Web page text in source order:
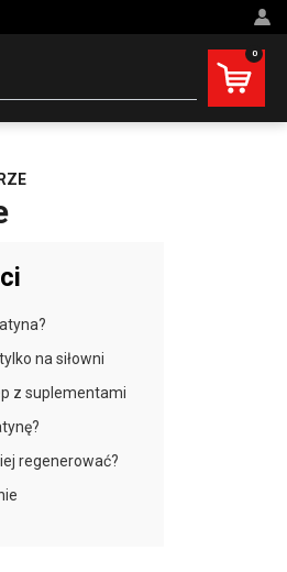
0
na siłowni
z suplementami
regenerować?